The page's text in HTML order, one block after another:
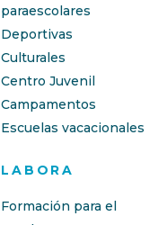
paraescolares
Deportivas
Culturales
Centro Juvenil
Campamentos
Escuelas vacacionales
LABORA
Formación para el